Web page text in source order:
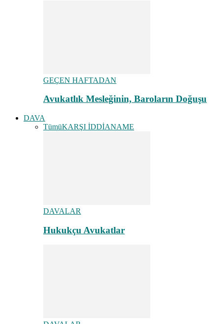
GEÇEN HAFTADAN
Avukatlık Mesleğinin, Baroların Doğuşu
DAVA
TümüKARŞI İDDİANAME
DAVALAR
Hukukçu Avukatlar